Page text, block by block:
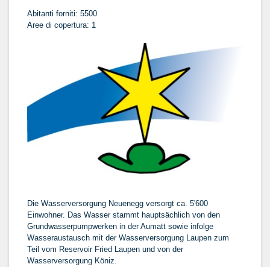
Abitanti forniti: 5500
Aree di copertura: 1
Die Wasserversorgung Neuenegg versorgt ca. 5'600
Einwohner. Das Wasser stammt hauptsächlich von den
Grundwasserpumpwerken in der Aumatt sowie infolge
Wasseraustausch mit der Wasserversorgung Laupen zum
Teil vom Reservoir Fried Laupen und von der
Wasserversorgung Köniz.